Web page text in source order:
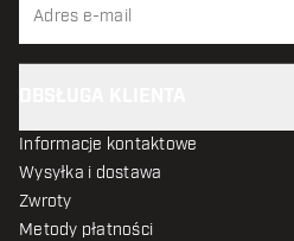
Informacje kontaktowe
Wysyłka i dostawa
Zwroty
Metody płatności